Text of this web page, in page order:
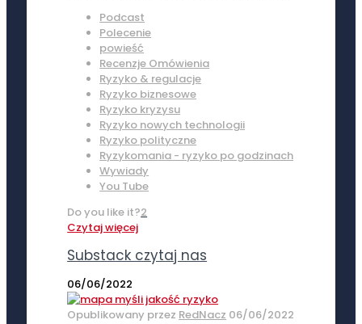
Podcast
Polecenie
powieść
Recenzje Omówienia
Ryzyko & regulacje
Ryzyko biznesowe
Ryzyko kryzysu
Ryzyko nowych technologii
Ryzyko polityczne
Ryzykomania - ryzyko po godzinach
Wywiady
You Tube
Do you like it?2
Czytaj więcej
Substack czytaj nas
06/06/2022
Opublikowany przez RedNacz 06/06/2022